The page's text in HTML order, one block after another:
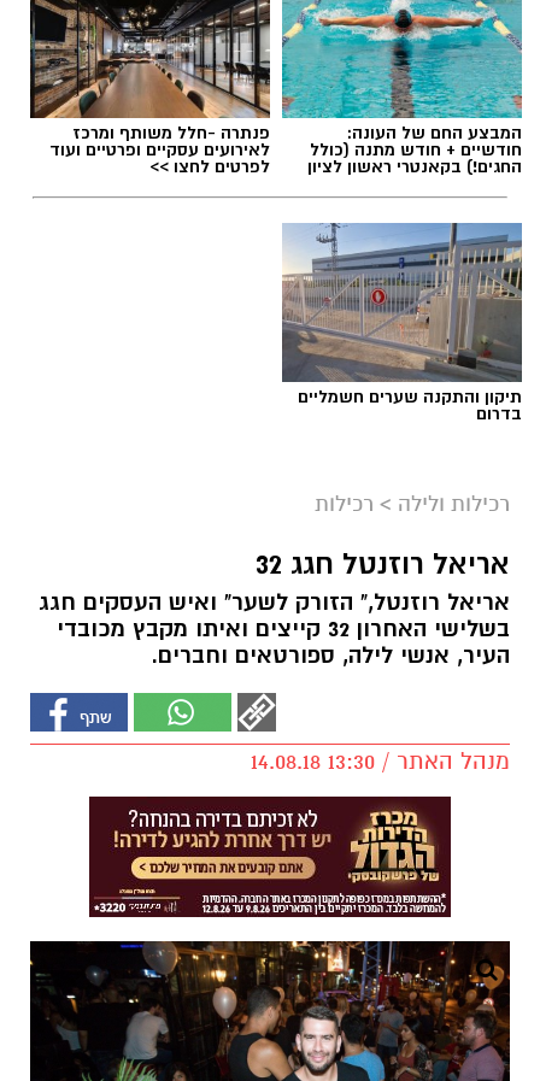
המבצע החם של העונה:
חודשיים + חודש מתנה (כולל
החגים!) בקאנטרי ראשון לציון
פנתרה -חלל משותף ומרכז
לאירועים עסקיים ופרטיים ועוד
לפרטים לחצו >>
תיקון והתקנה שערים חשמליים
בדרום
רכילות ולילה > רכילות
אריאל רוזנטל חגג 32
אריאל רוזנטל," הזורק לשער" ואיש העסקים חגג
בשלישי האחרון 32 קייצים ואיתו מקבץ מכובדי
העיר, אנשי לילה, ספורטאים וחברים.
מנהל האתר / 13:30 14.08.18